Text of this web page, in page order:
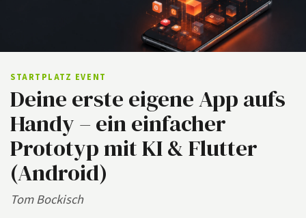
STARTPLATZ EVENT
Deine erste eigene App aufs
Handy – ein einfacher
Prototyp mit KI & Flutter
(Android)
Tom Bockisch